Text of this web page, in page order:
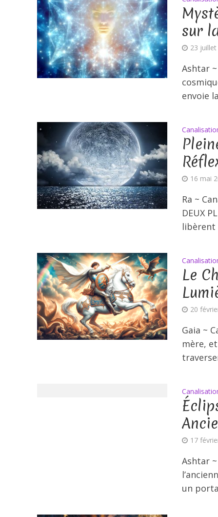
sur
23
Ashtar
envoie
16 mai
Ra ~
DEUX
libèrent
Le
20
Gaia ~
mère,
17
Ashtar
un